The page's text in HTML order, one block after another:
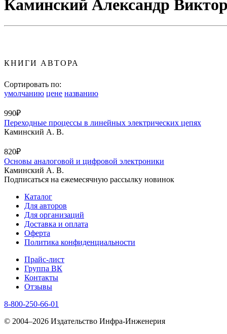
Каминский Александр
КНИГИ АВТОРА
Сортировать по:
умолчанию цене названию
990₽
Переходные процессы в линейных электрических цепях
Каминский А. В.
820₽
Основы аналоговой и цифровой электроники
Каминский А. В.
Подписаться на ежемесячную рассылку новинок
Каталог
Для авторов
Для организаций
Доставка и оплата
Оферта
Политика конфиденциальности
Прайс-лист
Группа ВК
Контакты
Отзывы
8-800-250-66-01
© 2004–2026 Издательство Инфра-Инженерия